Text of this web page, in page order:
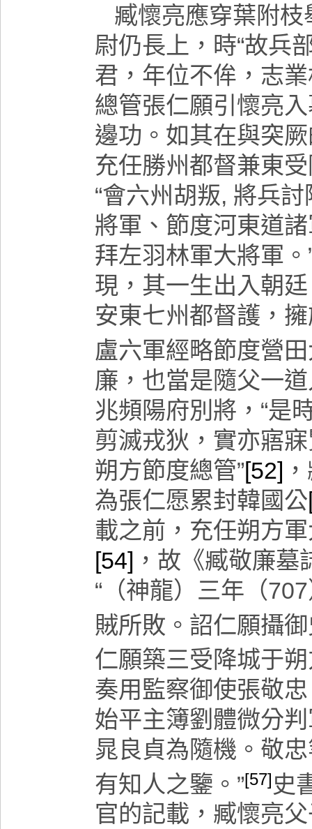
臧懷亮應穿葉附
尉仍長上，時“故兵
君，年位不侔，志
總管張仁願引懷亮
邊功。如其在與突
充任勝州都督兼東
“會六州胡叛, 將兵討
將軍、節度河東道
拜左羽林軍大將軍。
現，其一生出入朝
安東七州都督護，
盧六軍經略節度營
廉，也當是隨父一
兆頻陽府別將，“是
剪滅戎狄，實亦寤
朔方節度總管”[52]
為張仁愿累封韓國公
載之前，充任朔方
[54] ，故《臧敬廉墓
“（神龍）三年（707
賊所敗。詔仁願攝
仁願築三受降城于
奏用監察御使張敬
始平主簿劉體微分
晁良貞為隨機。敬
有知人之鑒。”[57] 史
官的記載，臧懷亮